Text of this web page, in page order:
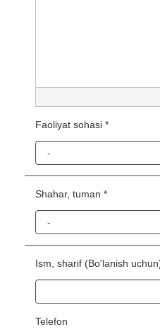
Faoliyat sohasi *
Shahar, tuman *
Ism, sharif (Bo'lanish
Telefon